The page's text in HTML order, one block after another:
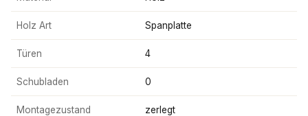
Holz Art Spanplatte
Türen 4
Schubladen 0
Montagezustand zerlegt